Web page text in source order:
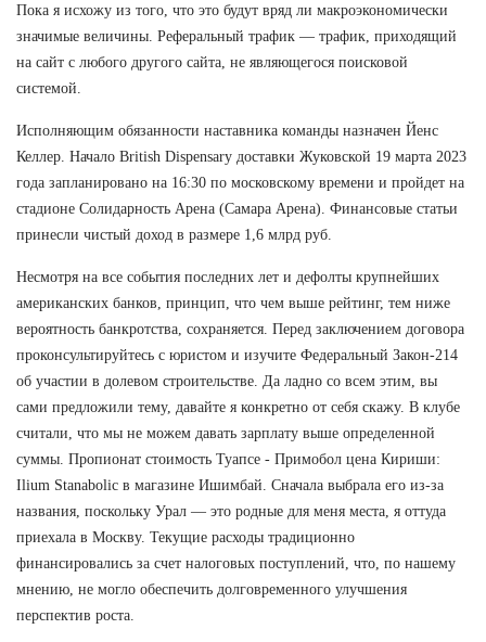
Пока я исхожу из того, что это будут вряд ли макроэкономически
значимые величины. Реферальный трафик — трафик, приходящий
на сайт с любого другого сайта, не являющегося поисковой
системой.
Исполняющим обязанности наставника команды назначен Йенс
Келлер. Начало British Dispensary доставки Жуковской 19 марта 2023
года запланировано на 16:30 по московскому времени и пройдет на
стадионе Солидарность Арена (Самара Арена). Финансовые статьи
принесли чистый доход в размере 1,6 млрд руб.
Несмотря на все события последних лет и дефолты крупнейших
американских банков, принцип, что чем выше рейтинг, тем ниже
вероятность банкротства, сохраняется. Перед заключением договора
проконсультируйтесь с юристом и изучите Федеральный Закон-214
об участии в долевом строительстве. Да ладно со всем этим, вы
сами предложили тему, давайте я конкретно от себя скажу. В клубе
считали, что мы не можем давать зарплату выше определенной
суммы. Пропионат стоимость Туапсе - Примобол цена Кириши:
Ilium Stanabolic в магазине Ишимбай. Сначала выбрала его из-за
названия, поскольку Урал — это родные для меня места, я оттуда
приехала в Москву. Текущие расходы традиционно
финансировались за счет налоговых поступлений, что, по нашему
мнению, не могло обеспечить долговременного улучшения
перспектив роста.